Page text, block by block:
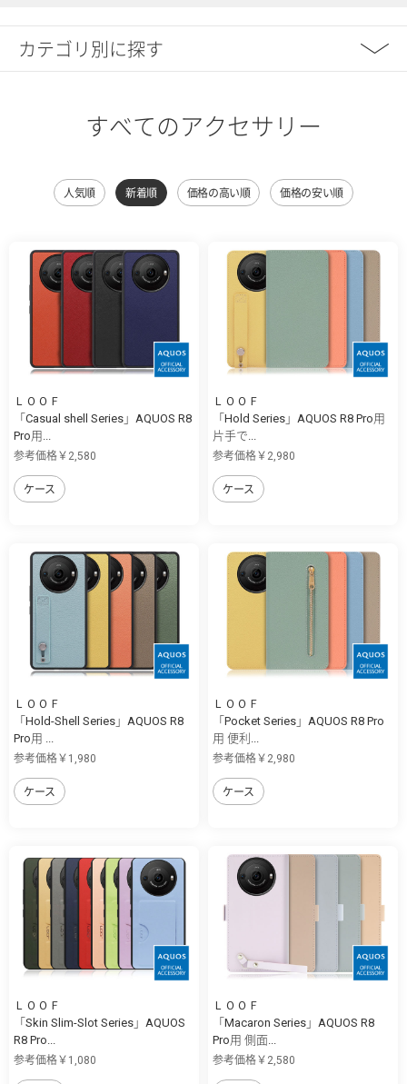
カテゴリ別に探す
すべてのアクセサリー
人気順 新着順 価格の高い順 価格の安い順
ＬＯＯＦ
「Casual shell Series」AQUOS R8
Pro用...
参考価格￥2,580
ケース
ＬＯＯＦ
「Hold Series」AQUOS R8 Pro用
片手で...
参考価格￥2,980
ケース
ＬＯＯＦ
「Hold-Shell Series」AQUOS R8
Pro用 ...
参考価格￥1,980
ケース
ＬＯＯＦ
「Pocket Series」AQUOS R8 Pro
用 便利...
参考価格￥2,980
ケース
ＬＯＯＦ
「Skin Slim-Slot Series」AQUOS
R8 Pro...
参考価格￥1,080
ＬＯＯＦ
「Macaron Series」AQUOS R8
Pro用 側面...
参考価格￥2,580